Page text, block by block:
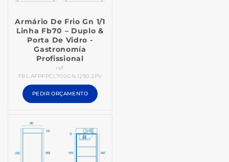
Armário De Frio Gn 1/1
Linha Fb70 – Duplo &
Porta De Vidro -
Gastronomía
Profissional
ref:
FBL.AFPPPCI.700GN.1290.2PV
PEDIR ORÇAMENTO